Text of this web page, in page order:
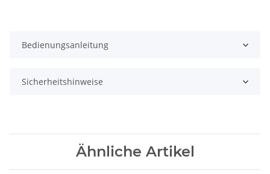
Bedienungsanleitung
Sicherheitshinweise
Ähnliche Artikel